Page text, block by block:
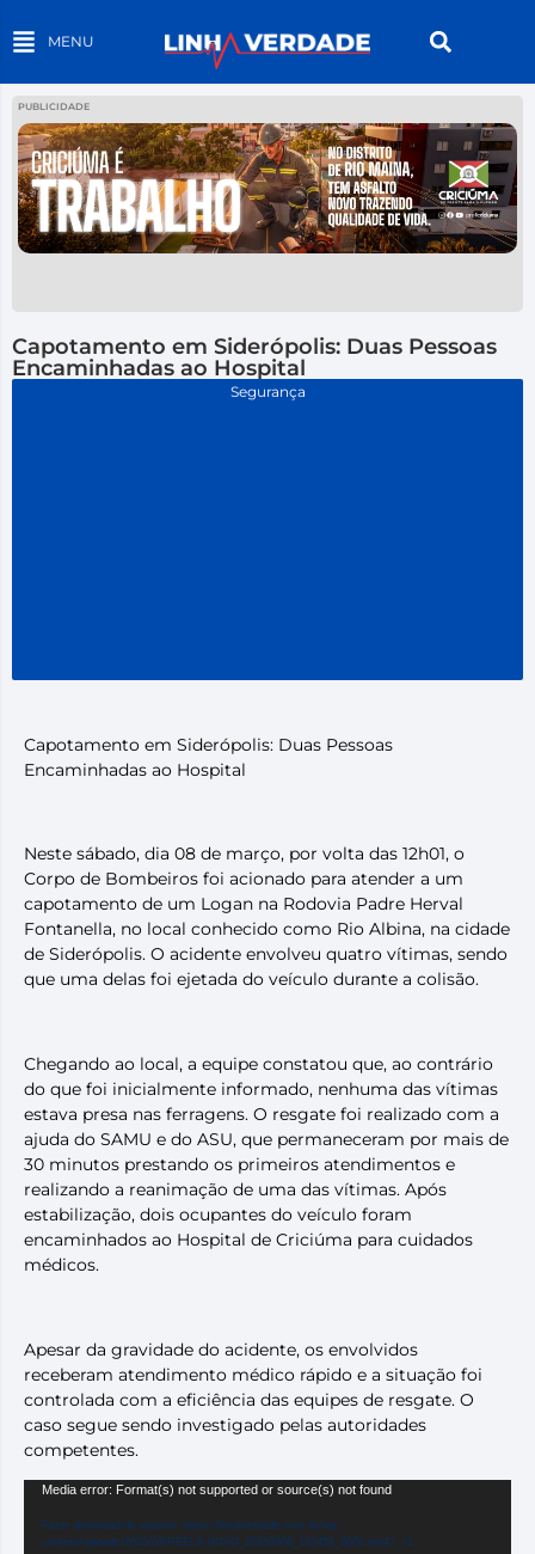
MENU
PUBLICIDADE
Capotamento em Siderópolis: Duas Pessoas
Encaminhadas ao Hospital
Segurança
Capotamento em Siderópolis: Duas Pessoas
Encaminhadas ao Hospital
Neste sábado, dia 08 de março, por volta das 12h01, o
Corpo de Bombeiros foi acionado para atender a um
capotamento de um Logan na Rodovia Padre Herval
Fontanella, no local conhecido como Rio Albina, na cidade
de Siderópolis. O acidente envolveu quatro vítimas, sendo
que uma delas foi ejetada do veículo durante a colisão.
Chegando ao local, a equipe constatou que, ao contrário
do que foi inicialmente informado, nenhuma das vítimas
estava presa nas ferragens. O resgate foi realizado com a
ajuda do SAMU e do ASU, que permaneceram por mais de
30 minutos prestando os primeiros atendimentos e
realizando a reanimação de uma das vítimas. Após
estabilização, dois ocupantes do veículo foram
encaminhados ao Hospital de Criciúma para cuidados
médicos.
Apesar da gravidade do acidente, os envolvidos
receberam atendimento médico rápido e a situação foi
controlada com a eficiência das equipes de resgate. O
caso segue sendo investigado pelas autoridades
competentes.
Tocador
vídeo
Media error: Format(s) not supported or source(s) not found
Fazer download do arquivo: https://linhaverdade.com.br/wp-
content/uploads/2025/03/REELS-NOVO_20250308_133458_0002.mp4?_=1